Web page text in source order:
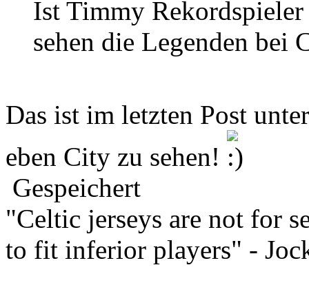
Ist Timmy
sehen die Legenden bei
Das ist im letzten Post
eben City zu sehen!
Gespeichert
"Celtic jerseys are not for
to fit inferior players" -